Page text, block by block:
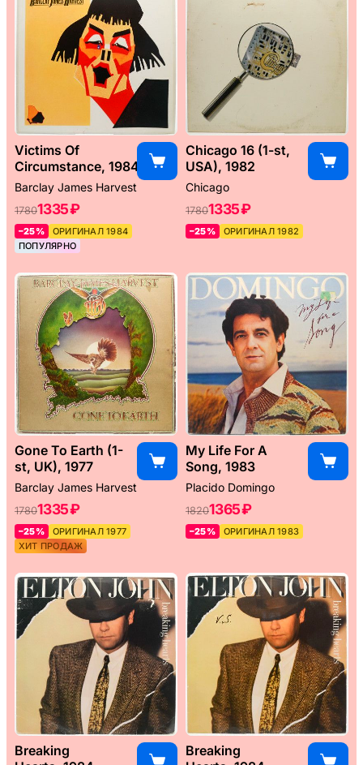
Victims Of
Circumstance, 1984
Barclay James Harvest
17801335 ₽
–25%
ОРИГИНАЛ 1984
ПОПУЛЯРНО
Chicago 16 (1-st,
USA), 1982
Chicago
17801335 ₽
–25% ОРИГИНАЛ 1982
Gone To Earth (1-
st, UK), 1977
Barclay James Harvest
17801335 ₽
–25%
ОРИГИНАЛ 1977
ХИТ ПРОДАЖ
My Life For A
Song, 1983
Placido Domingo
18201365 ₽
–25% ОРИГИНАЛ 1983
Breaking
Breaking